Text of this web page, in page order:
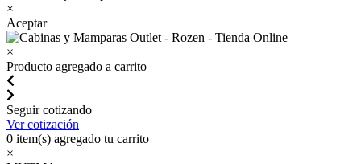
×
Aceptar
×
Producto agregado a carrito
Seguir cotizando
Ver cotización
0 item(s) agregado tu carrito
×